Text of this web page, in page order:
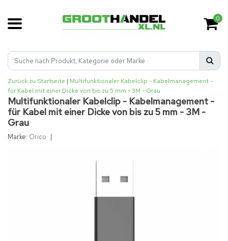
0
Zurück zu Startseite | Multifunktionaler Kabelclip - Kabelmanagement -
für Kabel mit einer Dicke von bis zu 5 mm - 3M - Grau
Multifunktionaler Kabelclip - Kabelmanagement -
für Kabel mit einer Dicke von bis zu 5 mm - 3M -
Grau
Marke: Orico |